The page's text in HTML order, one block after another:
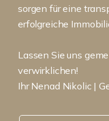
sorgen für eine
erfolgreiche
Lassen Sie uns
verwirklichen!
Ihr Nenad Nikolic |